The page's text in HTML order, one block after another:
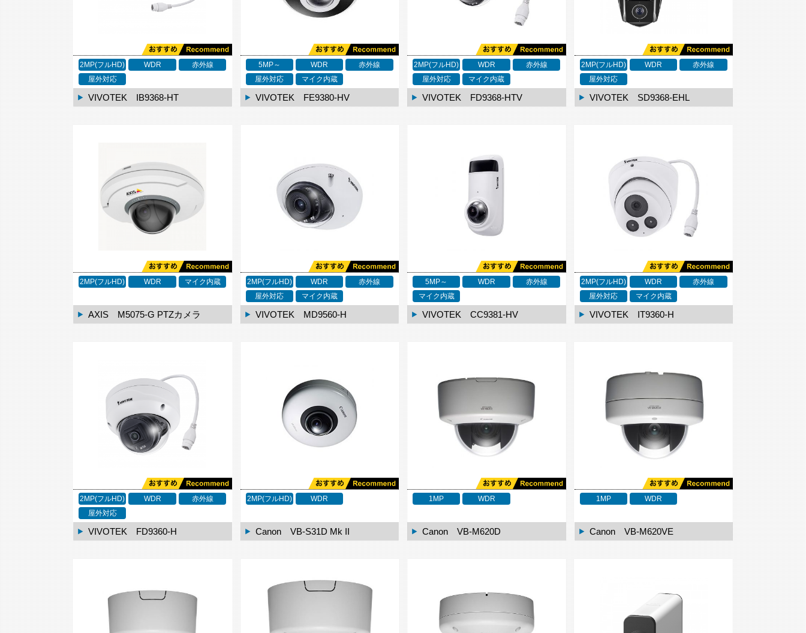
2MP(フルHD) WDR
赤外線
屋外対応
VIVOTEK IB9368-HT
5MP～ WDR
赤外線
屋外対応
マイク内蔵
VIVOTEK FE9380-HV
2MP(フルHD) WDR
赤外線
屋外対応
マイク内蔵
VIVOTEK FD9368-HTV
2MP(フルHD) WDR
赤外線
屋外対応
VIVOTEK SD9368-EHL
2MP(フルHD) WDR マイク内蔵
AXIS M5075-G PTZカメラ
2MP(フルHD) WDR
赤外線
屋外対応
マイク内蔵
VIVOTEK MD9560-H
5MP～ WDR
赤外線
マイク内蔵
VIVOTEK CC9381-HV
2MP(フルHD) WDR
赤外線
屋外対応
マイク内蔵
VIVOTEK IT9360-H
2MP(フルHD) WDR
赤外線
屋外対応
VIVOTEK FD9360-H
2MP(フルHD) WDR
Canon VB-S31D Mk II
1MP WDR
Canon VB-M620D
1MP WDR
Canon VB-M620VE